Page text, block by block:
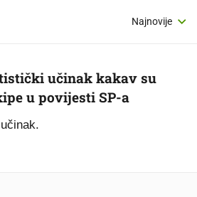
učinak kakav su
u povijesti SP-a